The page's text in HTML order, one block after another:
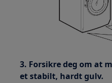
3. Forsikre deg om at
et stabilt, hardt gulv.